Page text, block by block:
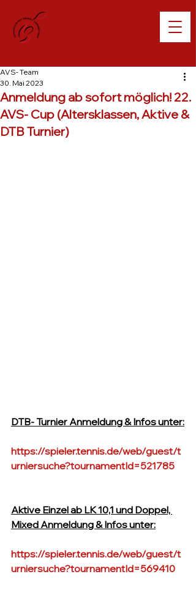
Anmeldung ab sofort möglich! 22.
AVS- Cup (Altersklassen, Aktive &
DTB Turnier)
AVS- Team
30. Mai 2023
DTB- Turnier Anmeldung & Infos unter:
https://spieler.tennis.de/web/guest/t
urniersuche?tournamentId=521785
Aktive Einzel ab LK 10,1 und Doppel,
Mixed Anmeldung & Infos unter:
https://spieler.tennis.de/web/guest/t
urniersuche?tournamentId=569410